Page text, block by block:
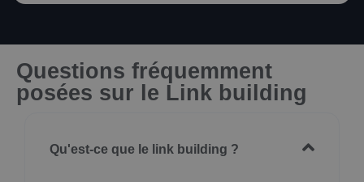
Questions fréquemment
posées sur le Link building
Qu'est-ce que le link building ?